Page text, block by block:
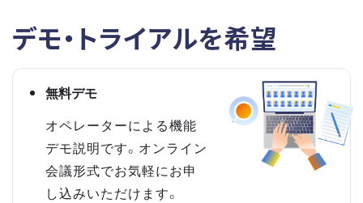
デモ・トライアルを希望
無料デモ
オペレーターによる機能
デモ説明です。オンライン
会議形式でお気軽にお申
し込みいただけます。